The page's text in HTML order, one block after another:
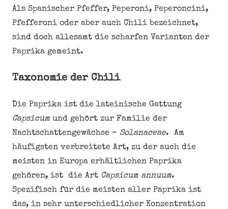
Als Spanischer Pfeffer, Peperoni, Peperoncini,
Pfefferoni oder aber auch Chili bezeichnet,
sind doch allesamt die scharfen Varianten der
Paprika gemeint.
Taxonomie der Chili
Die Paprika ist die lateinische Gattung
Capsicum und gehört zur Familie der
Nachtschattengewächse – Solanaceae. Am
häufigsten verbreitete Art, zu der auch die
meisten in Europa erhältlichen Paprika
gehören, ist die Art Capsicum annuum.
Spezifisch für die meisten aller Paprika ist
das, in sehr unterschiedlicher Konzentration